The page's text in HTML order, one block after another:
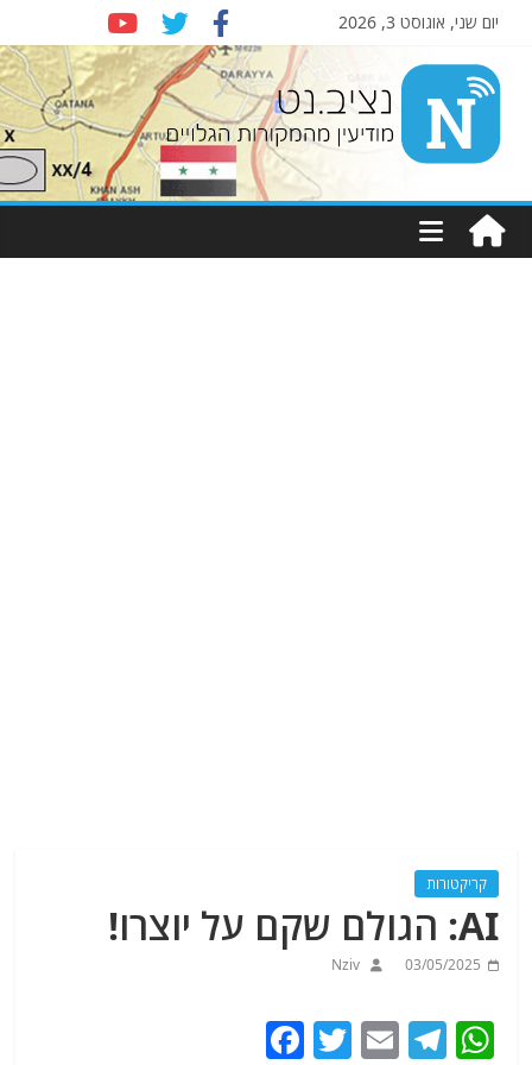
יום שני, אוגוסט 3, 2026
Nziv.net
מודיעין
מהמקורות
קריקטורות
AI: הגולם שקם על יוצרו!
03/05/2025
Nziv
W
T
E
T